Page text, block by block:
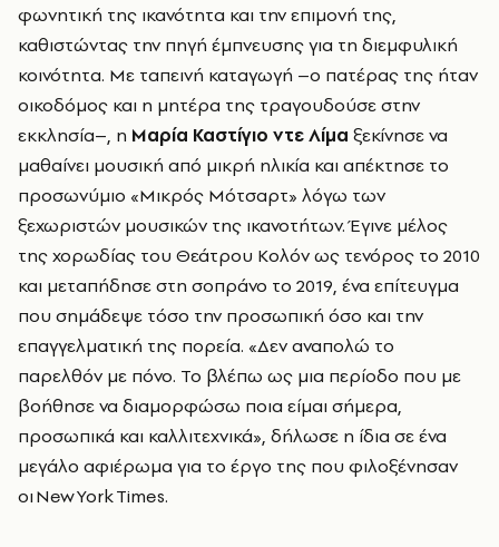
φωνητική της ικανότητα και την επιμονή της,
καθιστώντας την πηγή έμπνευσης για τη διεμφυλική
κοινότητα. Με ταπεινή καταγωγή –ο πατέρας της ήταν
οικοδόμος και η μητέρα της τραγουδούσε στην
εκκλησία–, η Μαρία Καστίγιο ντε Λίμα ξεκίνησε να
μαθαίνει μουσική από μικρή ηλικία και απέκτησε το
προσωνύμιο «Μικρός Μότσαρτ» λόγω των
ξεχωριστών μουσικών της ικανοτήτων. Έγινε μέλος
της χορωδίας του Θεάτρου Κολόν ως τενόρος το 2010
και μεταπήδησε στη σοπράνο το 2019, ένα επίτευγμα
που σημάδεψε τόσο την προσωπική όσο και την
επαγγελματική της πορεία. «Δεν αναπολώ το
παρελθόν με πόνο. Το βλέπω ως μια περίοδο που με
βοήθησε να διαμορφώσω ποια είμαι σήμερα,
προσωπικά και καλλιτεχνικά», δήλωσε η ίδια σε ένα
μεγάλο αφιέρωμα για το έργο της που φιλοξένησαν
οι New York Times.